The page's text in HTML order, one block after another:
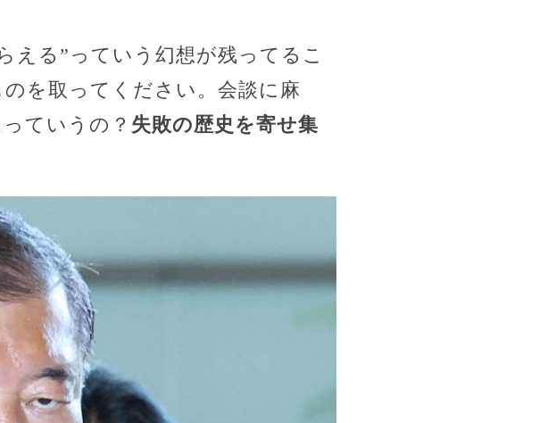
える”っていう幻想が残ってるこ
を取ってください。会談に麻
ていうの？ 失敗の歴史を寄せ集